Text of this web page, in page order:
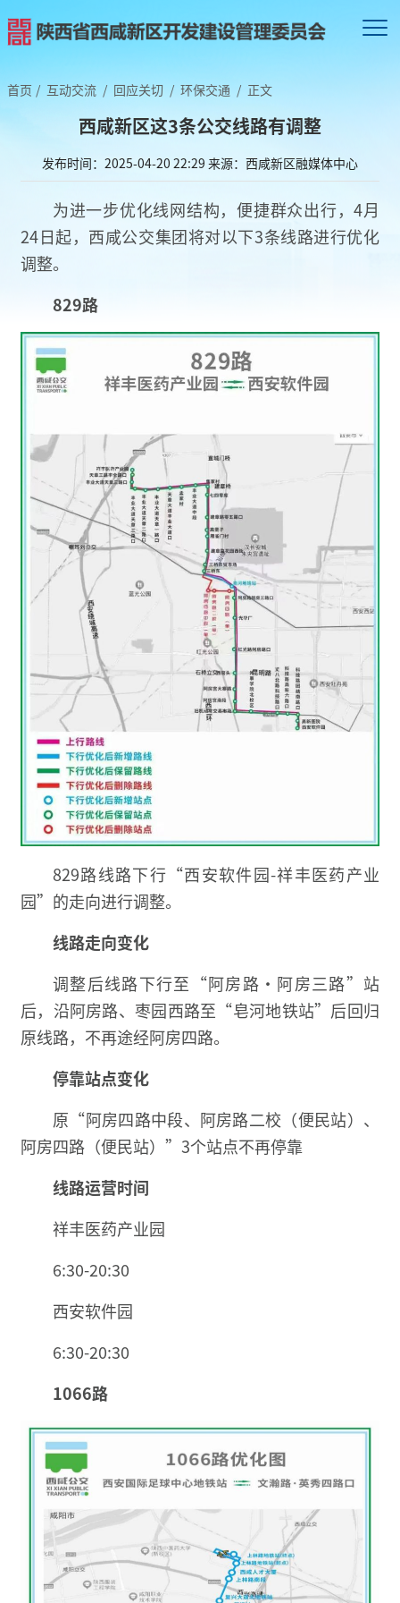
首页 / 互动交流 / 回应关切 / 环保交通 / 正文
西咸新区这3条公交线路有调整
发布时间：2025-04-20 22:29 来源：西咸新区融媒体中心
为进一步优化线网结构，便捷群众出行，4月
24日起，西咸公交集团将对以下3条线路进行优化
调整。
829路
829路线路下行“西安软件园-祥丰医药产业
园”的走向进行调整。
线路走向变化
调整后线路下行至“阿房路·阿房三路”站
后，沿阿房路、枣园西路至“皂河地铁站”后回归
原线路，不再途经阿房四路。
停靠站点变化
原“阿房四路中段、阿房路二校（便民站）、
阿房四路（便民站）”3个站点不再停靠
线路运营时间
祥丰医药产业园
6:30-20:30
西安软件园
6:30-20:30
1066路